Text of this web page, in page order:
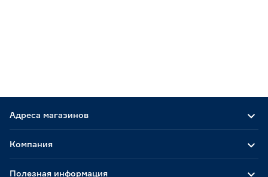
Адреса магазинов
Компания
Полезная информация